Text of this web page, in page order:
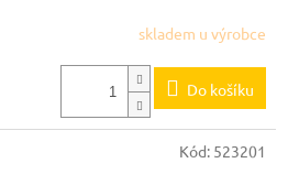
skladem u výrobce
Do košíku
Kód: 523201